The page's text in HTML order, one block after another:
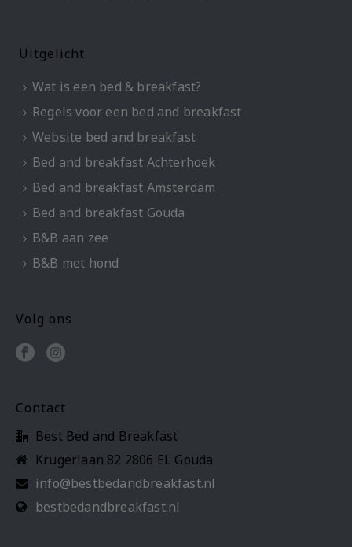
Uitgelicht
Wat is een bed & breakfast?
Regels voor een bed and breakfast
Website bed and breakfast
Bed and breakfast Achterhoek
Bed and breakfast Amsterdam
Bed and breakfast Gouda
B&B aan zee
B&B met hond
Volg ons
Contact
Best Bed and Breakfast
Krugerlaan 82 2806 EL Gouda
info@bestbedandbreakfast.nl
bestbedandbreakfast.nl